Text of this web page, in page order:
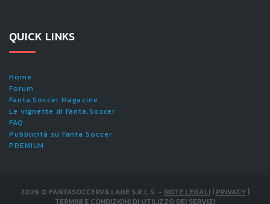
QUICK LINKS
Home
Forum
Fanta.Soccer Magazine
Le vignette di Fanta.Soccer
FAQ
Pubblicità su Fanta.Soccer
PREMIUM
2026 © FANTASOCCERVILLAGE S.R.L.S. - NOTE LEGALI | PRIVACY |
TERMINI E CONDIZIONI DI UTILIZZO DEI SERVIZI